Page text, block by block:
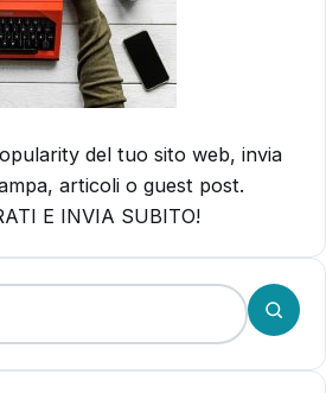
del tuo sito web, invia
articoli o guest post.
E INVIA SUBITO!